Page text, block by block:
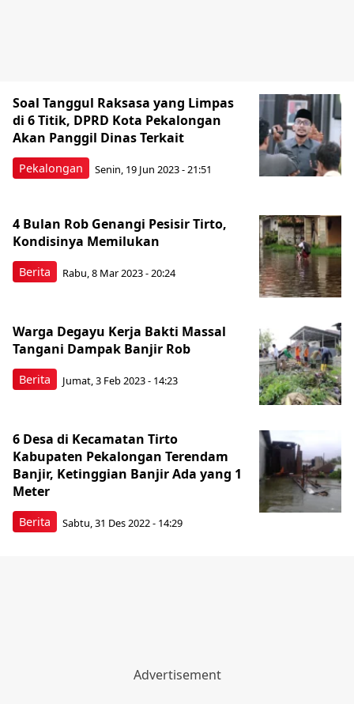
Pekalongan
Soal Tanggul Raksasa yang Limpas
di 6 Titik, DPRD Kota Pekalongan
Akan Panggil Dinas Terkait
Senin, 19 Jun 2023 - 21:51
Berita
4 Bulan Rob Genangi Pesisir Tirto,
Kondisinya Memilukan
Rabu, 8 Mar 2023 - 20:24
Berita
Warga Degayu Kerja Bakti Massal
Tangani Dampak Banjir Rob
Jumat, 3 Feb 2023 - 14:23
Berita
6 Desa di Kecamatan Tirto
Kabupaten Pekalongan Terendam
Banjir, Ketinggian Banjir Ada yang 1
Meter
Sabtu, 31 Des 2022 - 14:29